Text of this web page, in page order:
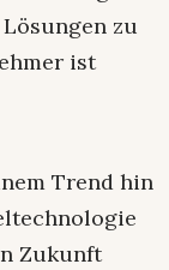
zu
ist
Trend hin
Zukunft